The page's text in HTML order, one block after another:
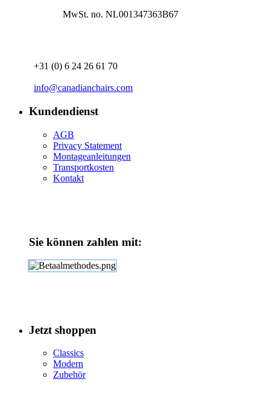
MwSt. no. NL001347363B67
+31 (0) 6 24 26 61 70
info@canadianchairs.com
Kundendienst
AGB
Privacy Statement
Montageanleitungen​
Transportkosten
Kontakt
Sie können zahlen mit:
Jetzt shoppen
Classics
Modern
Zubehör